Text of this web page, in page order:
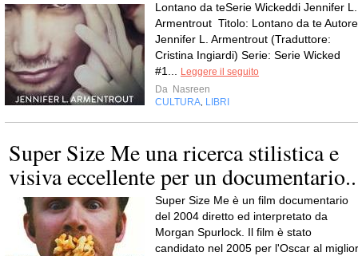
Lontano da teSerie Wickeddi Jennifer L.
Armentrout Titolo: Lontano da te
Jennifer L. Armentrout (Traduttore:
Cristina Ingiardi) Serie: Serie Wicked
#1... Leggere il seguito
Da Nasreen
CULTURA, LIBRI
Super Size Me una ricerca stilistica e
visiva eccellente per un
Super Size Me è un film documentario
del 2004 diretto ed interpretato da
Morgan Spurlock. Il film è stato
candidato nel 2005 per l'Oscar al miglior